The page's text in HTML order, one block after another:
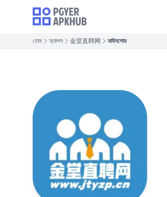
হোম অ্যাপস 金堂直聘网 ডাউনলোড